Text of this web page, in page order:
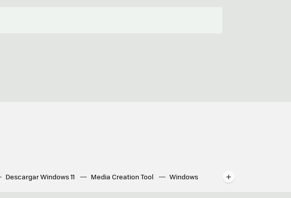
Descargar Windows 11 Media Creation Tool
Windows